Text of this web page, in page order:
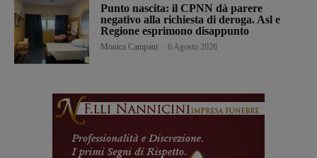
Punto nascita: il CPNN dà parere
negativo alla richiesta di deroga. Asl e
Regione esprimono disappunto
Monica Campani 6 Agosto 2026